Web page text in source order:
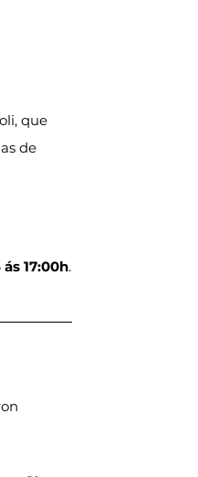
que
de
ás 17:00h.